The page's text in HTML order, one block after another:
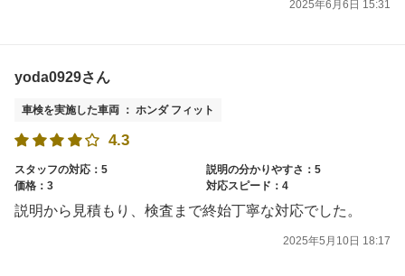
2025年6月6日 15:31
yoda0929さん
車検を実施した車両 ： ホンダ フィット
4.3
スタッフの対応：5
説明の分かりやすさ：5
価格：3
対応スピード：4
説明から見積もり、検査まで終始丁寧な対応でした。
2025年5月10日 18:17